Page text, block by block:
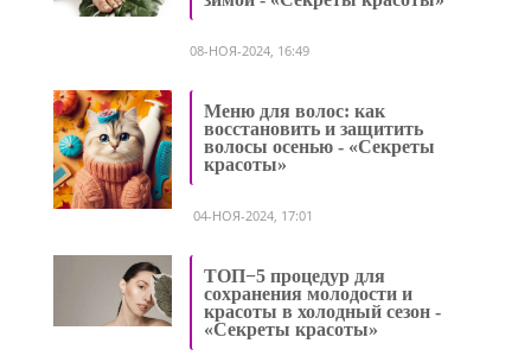
08-НОЯ-2024, 16:49
Меню для волос: как
восстановить и защитить
волосы осенью - «Секреты
красоты»
04-НОЯ-2024, 17:01
ТОП−5 процедур для
сохранения молодости и
красоты в холодный сезон -
«Секреты красоты»